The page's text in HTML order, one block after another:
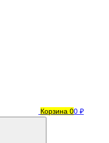
Корзина 00 ₽